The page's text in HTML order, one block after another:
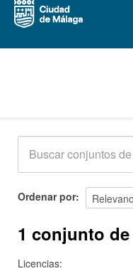
Acerca de
Ordenar por
1 conjunto
Licencias: